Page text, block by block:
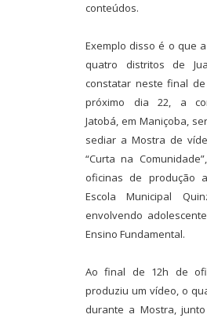
conteúdos.
Exemplo disso é o que
quatro distritos de
constatar neste final
próximo dia 22, a
Jatobá, em Maniçoba,
sediar a Mostra de
“Curta na
oficinas de produção
Escola Municipal
envolvendo
Ensino Fundamental.
Ao final de 12h de
produziu um vídeo, o
durante a Mostra,